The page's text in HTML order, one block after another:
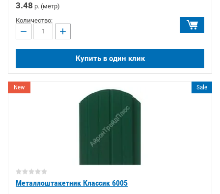
3.48 р. (метр)
Количество:
− +
Купить в один клик
New Sale
Металлоштакетник Классик 6005